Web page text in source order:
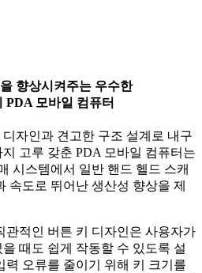
향상시켜주는 우수한
PDA 모바일 컴퓨터
자인과 견고한 구조 설계로 내구
고루 갖춘 PDA 모바일 컴퓨터는
시스템에서 일반 핸드 헬드 스캐
속도로 뛰어난 생산성 향상을 제
관적인 버튼 키 디자인은 사용자가
때도 쉽게 작동할 수 있도록 설
력 오류를 줄이기 위해 키 크기를